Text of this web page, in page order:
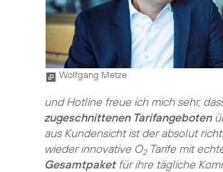
Wolfgang Metze
und Hotline freue ich mich sehr,
zugeschnittenen Tarifangeboten
aus Kundensicht ist der absolut
wieder innovative O2Tarife mit
Gesamtpaketfür ihre tägliche